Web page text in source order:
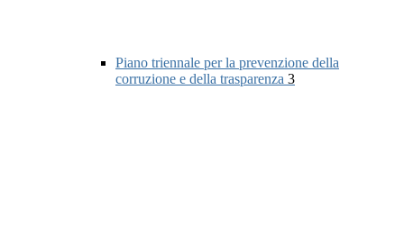
Piano triennale per la prevenzione della
corruzione e della trasparenza 3